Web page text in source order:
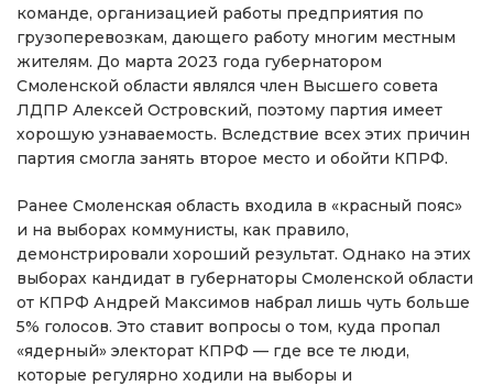
команде, организацией работы предприятия по
грузоперевозкам, дающего работу многим местным
жителям. До марта 2023 года губернатором
Смоленской области являлся член Высшего совета
ЛДПР Алексей Островский, поэтому партия имеет
хорошую узнаваемость. Вследствие всех этих причин
партия смогла занять второе место и обойти КПРФ.
Ранее Смоленская область входила в «красный пояс»
и на выборах коммунисты, как правило,
демонстрировали хороший результат. Однако на этих
выборах кандидат в губернаторы Смоленской области
от КПРФ Андрей Максимов набрал лишь чуть больше
5% голосов. Это ставит вопросы о том, куда пропал
«ядерный» электорат КПРФ — где все те люди,
которые регулярно ходили на выборы и